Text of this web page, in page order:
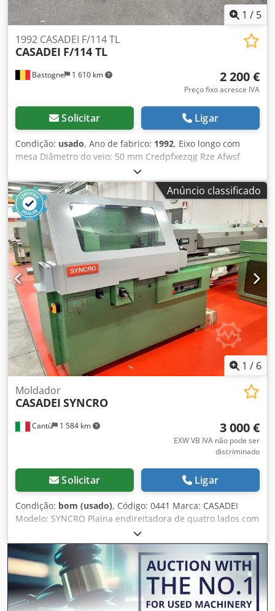
1 / 5
Bastogne 1 610 km
1992 CASADEI F/114 TL
CASADEI F/114 TL
2 200 €
Preço fixo acresce IVA
Solicitar Ligar
Condição: usado, Ano de fabrico: 1992, Eixo longo com
mesa Diâmetro do veio: 50 mm Credpfxezqg Rze Afwsf
Dispositivo de treino com 3 rolos Peça de fixação do
atuador da transmissão a ser reparada Vendido no estado
em que se encontra
Anúncio classificado
1 / 6
Cantù 1 584 km
Moldador
CASADEI SYNCRO
3 000 €
EXW VB IVA não pode ser
discriminado
Solicitar Ligar
Condição: bom (usado), Código: 0441 Marca: CASADEI
Modelo: SYNCRO Plaina endireitadora de quatro lados com
4 fusos para madeira, caixilharia, mobiliário, mobiliário de
jardim, serração e vários Dados técnicos: Base de aço de
uma só peça Largura de trabalho mín/máx mm 20/180
Altura de trabalho mín/máx mm 6/105 Comprimento da
mesa de alimentação mm 2000 Regulação da mesa de
alimentação e do esquadro mm 10 Diâmetro dos fusos mm